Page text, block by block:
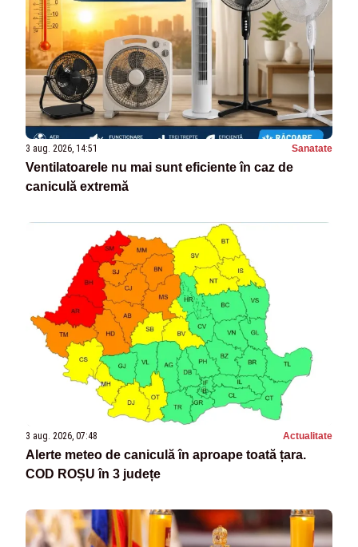
3 aug. 2026, 14:51 Sanatate
Ventilatoarele nu mai sunt eficiente în caz de
caniculă extremă
3 aug. 2026, 07:48 Actualitate
Alerte meteo de caniculă în aproape toată țara.
COD ROȘU în 3 județe